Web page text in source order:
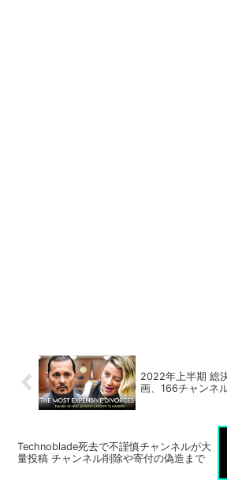
2022年上半期 総
画、166チャンネ
Technoblade死去で不謹慎チャンネルが大
量投稿 チャンネル削除や寄付の偽造まで